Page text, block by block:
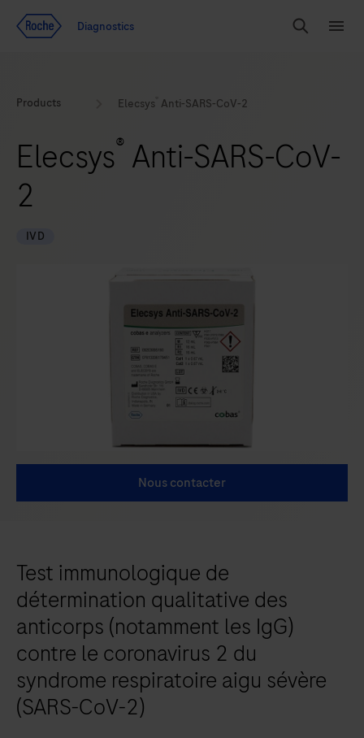
Diagnostics
Chercher
Products Elecsys Anti-SARS-CoV-2
Elecsys® Anti-SARS-CoV-
2
IVD
Nous contacter
Test immunologique de
détermination qualitative des
anticorps (notamment les IgG)
contre le coronavirus 2 du
syndrome respiratoire aigu sévère
(SARS-CoV-2)